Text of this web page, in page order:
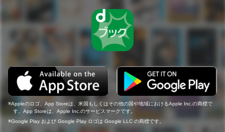
Appleのロゴ、App Storeは、米国もしくはその他の国や地域におけるApple Inc.の商標で
す。App Storeは、Apple Inc.のサービスマークです。
Google Play および Google Play ロゴは Google LLC の商標です。